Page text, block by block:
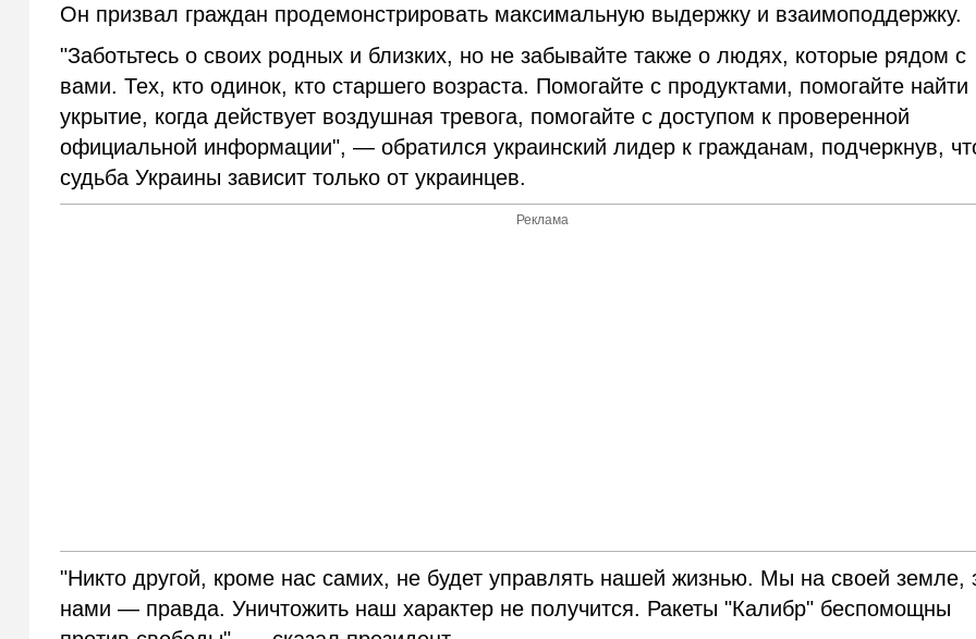
Он призвал граждан продемонстрировать максимальную выдержку и взаимоподдержку.
"Заботьтесь о своих родных и близких, но не забывайте также о людях, которые рядом с
вами. Тех, кто одинок, кто старшего возраста. Помогайте с продуктами, помогайте найти
укрытие, когда действует воздушная тревога, помогайте с доступом к проверенной
официальной информации", — обратился украинский лидер к гражданам, подчеркнув,
судьба Украины зависит только от украинцев.
Реклама
"Никто другой, кроме нас самих, не будет управлять нашей жизнью. Мы на своей земле,
нами — правда. Уничтожить наш характер не получится. Ракеты "Калибр" беспомощны